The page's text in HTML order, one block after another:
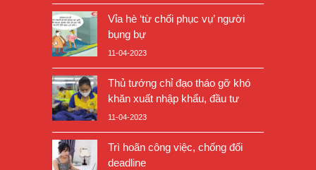
Vỉa hè ‘từ chối phục vụ’ người
bụng bự
11-04-2023
Thủ tướng chỉ đạo tháo gỡ khó
khăn xuất nhập khẩu, đầu tư
11-04-2023
Trì hoãn công việc, chống đối
deadline